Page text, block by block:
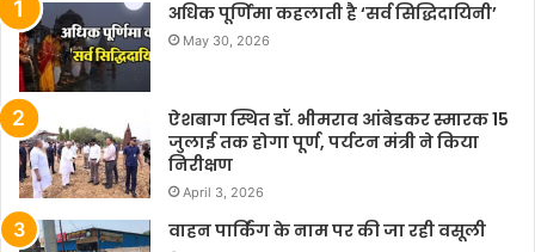
अधिक पूर्णिमा कहलाती है ‘सर्व सिद्धिदायिनी’
May 30, 2026
ऐशबाग स्थित डॉ. भीमराव आंबेडकर स्मारक 15
जुलाई तक होगा पूर्ण, पर्यटन मंत्री ने किया
निरीक्षण
April 3, 2026
वाहन पार्किंग के नाम पर की जा रही वसूली